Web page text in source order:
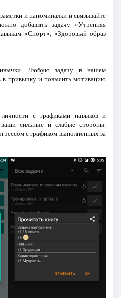
и напоминалки и связывайте
добавить задачу «Утренняя
«Спорт», «Здоровый образ
Любую задачу в нашем
привычку и повысить мотивацию
с графиками навыков и
сильные и слабые стороны.
с графиком выполненных за